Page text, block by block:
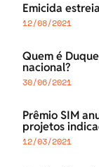
Emicida
12/08/2021
Quem é
nacional?
30/06/2021
Prêmio SIM
projetos
12/03/2021